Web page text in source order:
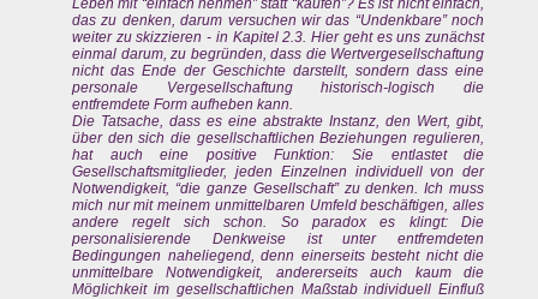
Leben mit “einfach nehmen” statt “kaufen”? Es ist nicht einfach,
das zu denken, darum versuchen wir das “Undenkbare” noch
weiter zu skizzieren - in Kapitel 2.3. Hier geht es uns zunächst
einmal darum, zu begründen, dass die Wertvergesellschaftung
nicht das Ende der Geschichte darstellt, sondern dass eine
personale Vergesellschaftung historisch-logisch die
entfremdete Form aufheben kann.
Die Tatsache, dass es eine abstrakte Instanz, den Wert, gibt,
über den sich die gesellschaftlichen Beziehungen regulieren,
hat auch eine positive Funktion: Sie entlastet die
Gesellschaftsmitglieder, jeden Einzelnen individuell von der
Notwendigkeit, “die ganze Gesellschaft” zu denken. Ich muss
mich nur mit meinem unmittelbaren Umfeld beschäftigen, alles
andere regelt sich schon. So paradox es klingt: Die
personalisierende Denkweise ist unter entfremdeten
Bedingungen naheliegend, denn einerseits besteht nicht die
unmittelbare Notwendigkeit, andererseits auch kaum die
Möglichkeit im gesellschaftlichen Maßstab individuell Einfluß